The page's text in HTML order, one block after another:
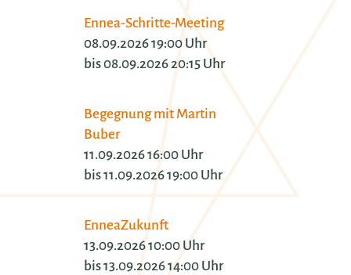
Ennea-Schritte-Meeting
08.09.2026 19:00 Uhr
bis 08.09.2026 20:15 Uhr
Begegnung mit Martin
Buber
11.09.2026 16:00 Uhr
bis 11.09.2026 19:00 Uhr
EnneaZukunft
13.09.2026 10:00 Uhr
bis 13.09.2026 14:00 Uhr